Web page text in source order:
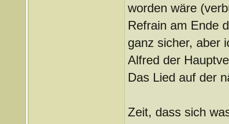
worden wäre
Refrain am Ende
ganz sicher, aber
Alfred der
Das Lied auf der
Zeit, dass sich